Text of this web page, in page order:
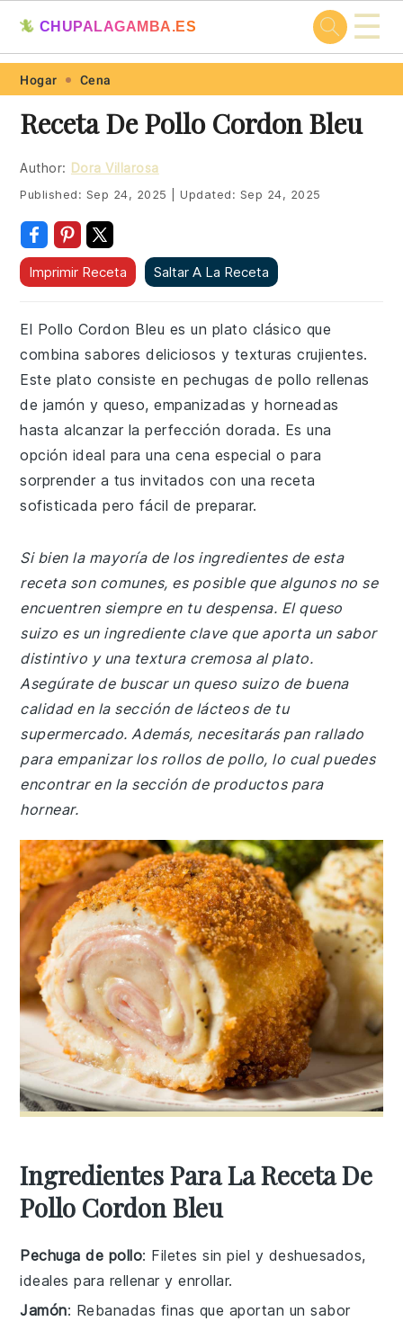
Skip
primary
navigation
Skip
main
content
Skip
primary
sidebar
Skip
footer
🦎 CHUPALAGAMBA.ES ☰
Hogar Cena
Receta De Pollo Cordon Bleu
Author: Dora Villarosa
Published: Sep 24, 2025 Updated: Sep 24, 2025
Imprimir Receta Saltar A La Receta
El Pollo Cordon Bleu es un plato clásico que
combina sabores deliciosos y texturas crujientes.
Este plato consiste en pechugas de pollo rellenas
de jamón y queso, empanizadas y horneadas
hasta alcanzar la perfección dorada. Es una
opción ideal para una cena especial o para
sorprender a tus invitados con una receta
sofisticada pero fácil de preparar.
Si bien la mayoría de los ingredientes de esta
receta son comunes, es posible que algunos no se
encuentren siempre en tu despensa. El queso
suizo es un ingrediente clave que aporta un sabor
distintivo y una textura cremosa al plato.
Asegúrate de buscar un queso suizo de buena
calidad en la sección de lácteos de tu
supermercado. Además, necesitarás pan rallado
para empanizar los rollos de pollo, lo cual puedes
encontrar en la sección de productos para
hornear.
Ingredientes Para La Receta De
Pollo Cordon Bleu
Pechuga de pollo: Filetes sin piel y deshuesados,
ideales para rellenar y enrollar.
Jamón: Rebanadas finas que aportan un sabor